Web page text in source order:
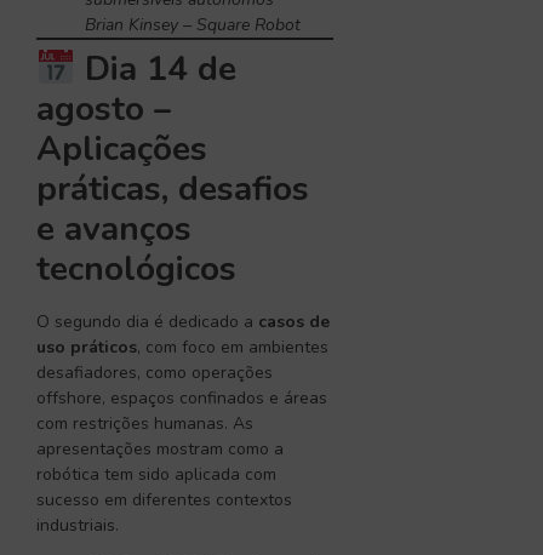
Brian Kinsey – Square Robot
Dia 14 de
agosto –
Aplicações
práticas, desafios
e avanços
tecnológicos
O segundo dia é dedicado a casos de
uso práticos, com foco em ambientes
desafiadores, como operações
offshore, espaços confinados e áreas
com restrições humanas. As
apresentações mostram como a
robótica tem sido aplicada com
sucesso em diferentes contextos
industriais.